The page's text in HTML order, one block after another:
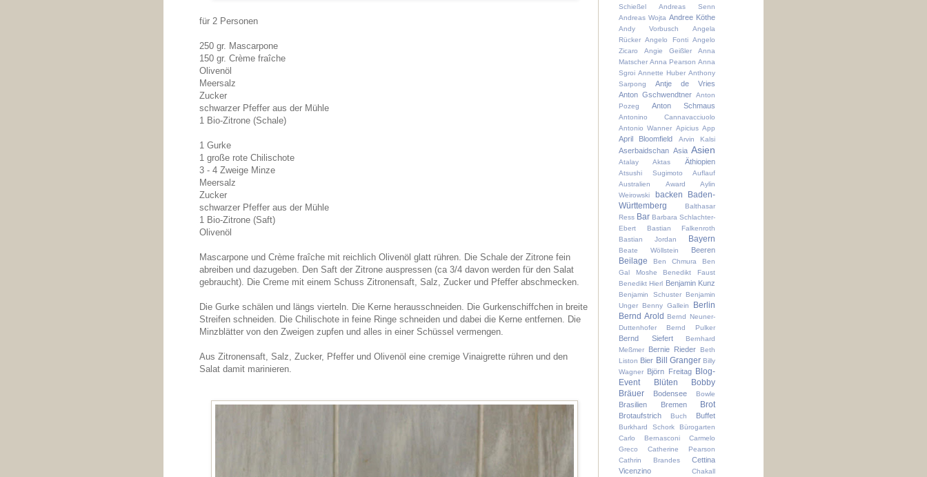
für 2 Personen
250 gr. Mascarpone
150 gr. Crème fraîche
Olivenöl
Meersalz
Zucker
schwarzer Pfeffer aus der Mühle
1 Bio-Zitrone (Schale)
1 Gurke
1 große rote Chilischote
3 - 4 Zweige Minze
Meersalz
Zucker
schwarzer Pfeffer aus der Mühle
1 Bio-Zitrone (Saft)
Olivenöl
Mascarpone und Crème fraîche mit reichlich Olivenöl glatt rühren. Die Schale der Zitrone fein
abreiben und dazugeben. Den Saft der Zitrone auspressen (ca 3/4 davon werden für den Salat
gebraucht). Die Creme mit einem Schuss Zitronensaft, Salz, Zucker und Pfeffer abschmecken.
Die Gurke schälen und längs vierteln. Die Kerne herausschneiden. Die Gurkenschiffchen in breite
Streifen schneiden. Die Chilischote in feine Ringe schneiden und dabei die Kerne entfernen. Die
Minzblätter von den Zweigen zupfen und alles in einer Schüssel vermengen.
Aus Zitronensaft, Salz, Zucker, Pfeffer und Olivenöl eine cremige Vinaigrette rühren und den
Salat damit marinieren.
Schießel
Andreas Senn
Andreas Wojta Andree Köthe
Andy Vorbusch
Angela
Rücker Angelo Fonti Angelo
Zicaro
Angie Geißler
Anna
Matscher Anna Pearson Anna
Sgroi Annette Huber Anthony
Sarpong
Antje de Vries
Anton Gschwendtner Anton
Pozeg
Anton Schmaus
Antonino Cannavacciuolo
Antonio Wanner Apicius App
April Bloomfield Arvin Kalsi
Aserbaidschan Asia Asien
Atalay Aktas Äthiopien
Atsushi Sugimoto
Auflauf
Australien
Award
Aylin
Weirowski
backen
Baden-
Württemberg
Balthasar
Ress Bar Barbara Schlachter-
Ebert
Bastian Falkenroth
Bastian Jordan
Bayern
Beate Wöllstein Beeren
Beilage Ben Chmura
Ben
Gal Moshe
Benedikt Faust
Benedikt Hierl Benjamin Kunz
Benjamin Schuster
Benjamin
Unger
Benny Gallein
Berlin
Bernd Arold Bernd Neuner-
Duttenhofer
Bernd Pulker
Bernd Siefert
Bernhard
Meßmer
Bernie Rieder
Beth
Liston Bier Bill Granger Billy
Wagner Björn Freitag Blog-
Event
Blüten
Bobby
Bräuer
Bodensee Bowle
Brasilien Bremen Brot
Brotaufstrich Buch Buffet
Burkhard Schork
Bürogarten
Carlo Bernasconi
Carmelo
Greco
Catherine Pearson
Cathrin Brandes
Cettina
Vicenzino
Chakall